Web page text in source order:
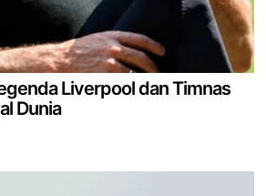
Liverpool dan Timnas
Dunia